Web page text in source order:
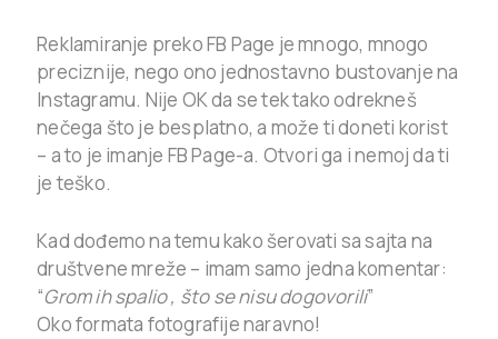
Reklamiranje preko FB Page je mnogo, mnogo
preciznije, nego ono jednostavno bustovanje na
Instagramu. Nije OK da se tek tako odrekneš
nečega što je besplatno, a može ti doneti korist
– a to je imanje FB Page-a. Otvori ga i nemoj da ti
je teško.
Kad dođemo na temu kako šerovati sa sajta na
društvene mreže – imam samo jedna komentar:
“Grom ih spalio , što se nisu dogovorili”
Oko formata fotografije naravno!